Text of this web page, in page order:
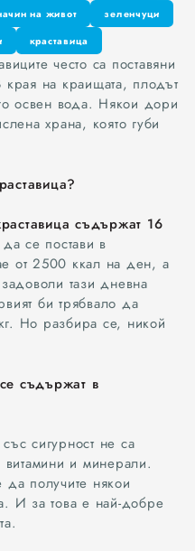
6
9
на живот
на живот
зеленчуци
краставица
краставица
често са поставяни
на краищата, плодът
освен вода. Някои дори
храна, която губи
съдържат 16
се постави в
от 2500 ккал на ден, а
тази дневна
би трябвало да
Но разбира се, никой
съдържат в
сигурност не са
и минерали.
получите някои
И за това е най-добре